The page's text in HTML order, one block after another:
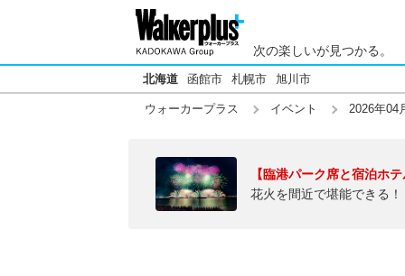
次の楽しいが見つかる。
北海道 函館市 札幌市 旭川市
ウォーカープラス イベント 2026年04
【臨港パーク席と宿泊ホ
花火を間近で堪能できる